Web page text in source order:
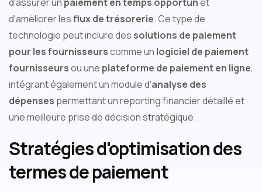
d'améliorer lesflux de trésorerie. Ce type de
technologie peut inclure des solutions de paiement
pour les fournisseurscomme un logiciel de paiement
fournisseursou une plateforme de paiement en ligne,
intégrant également un module d'analyse des
dépenses permettant un reporting financier détaillé et
une meilleure prise de décision stratégique.
Stratégies d'optimisation des
termes de paiement